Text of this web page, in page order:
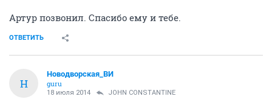
Артур позвонил. Спасибо ему и тебе.
ОТВЕТИТЬ
Н
Новодворcкая_ВИ
guru
18 июля 2014 JOHN CONSTANTINE